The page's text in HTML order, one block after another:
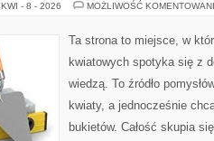
KWI - 8 - 2026 MOŻLIWOŚĆ
Ta strona to miejsce, w
kwiatowych spotyka się z
wiedzą. To źródło
kwiaty, a jednocześnie
bukietów. Całość skupia